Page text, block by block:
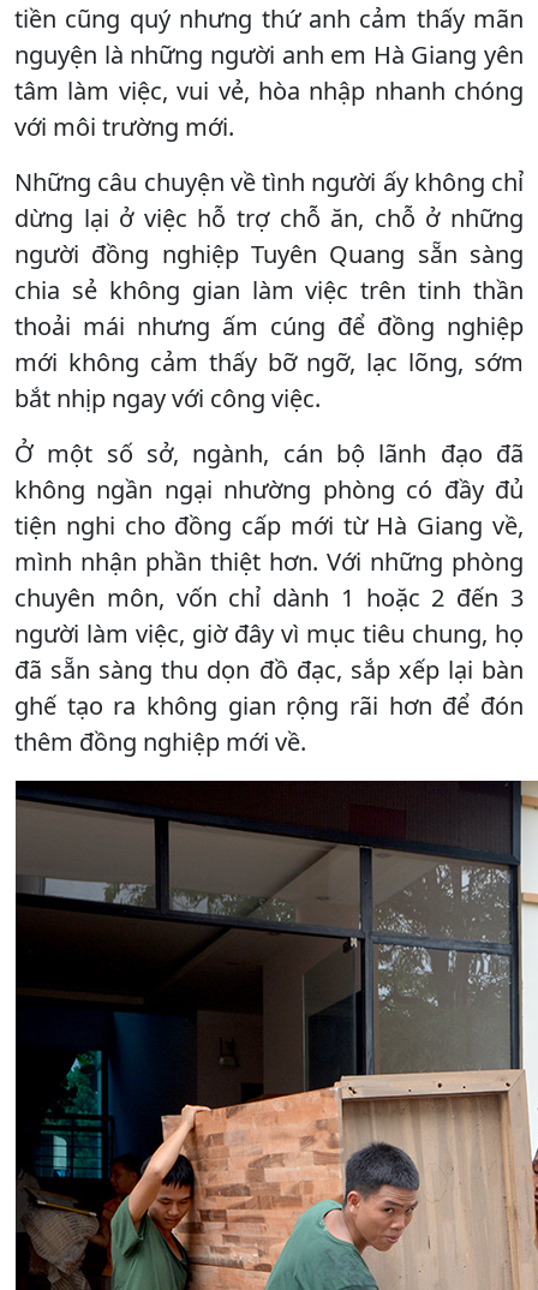
tiền cũng quý nhưng thứ anh cảm thấy mãn
nguyện là những người anh em Hà Giang yên
tâm làm việc, vui vẻ, hòa nhập nhanh chóng
với môi trường mới.
Những câu chuyện về tình người ấy không chỉ
dừng lại ở việc hỗ trợ chỗ ăn, chỗ ở những
người đồng nghiệp Tuyên Quang sẵn sàng
chia sẻ không gian làm việc trên tinh thần
thoải mái nhưng ấm cúng để đồng nghiệp
mới không cảm thấy bỡ ngỡ, lạc lõng, sớm
bắt nhịp ngay với công việc.
Ở một số sở, ngành, cán bộ lãnh đạo đã
không ngần ngại nhường phòng có đầy đủ
tiện nghi cho đồng cấp mới từ Hà Giang về,
mình nhận phần thiệt hơn. Với những phòng
chuyên môn, vốn chỉ dành 1 hoặc 2 đến 3
người làm việc, giờ đây vì mục tiêu chung, họ
đã sẵn sàng thu dọn đồ đạc, sắp xếp lại bàn
ghế tạo ra không gian rộng rãi hơn để đón
thêm đồng nghiệp mới về.